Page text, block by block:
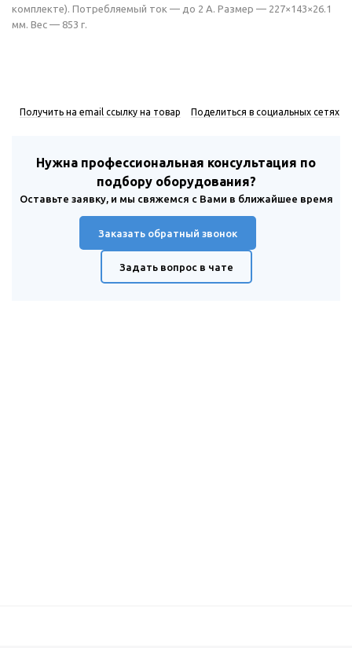
комплекте). Потребляемый ток — до 2 А. Размер — 227×143×26.1
мм. Вес — 853 г.
Получить на email ссылку на товар Поделиться в социальных сетях
Нужна профессиональная консультация по
подбору оборудования?
Оставьте заявку, и мы свяжемся с Вами в ближайшее время
Заказать обратный звонок
Задать вопрос в чате